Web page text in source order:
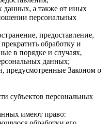
данных, а также от иных
персональных
предоставление,
обработку и
в порядке и случаях,
данных;
предусмотренные Законом о
субъектов персональных
имеют право: